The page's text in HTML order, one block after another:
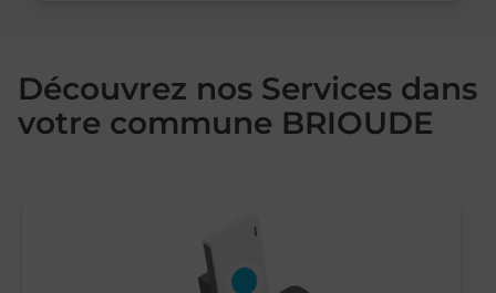
Découvrez nos Services dans
votre commune BRIOUDE